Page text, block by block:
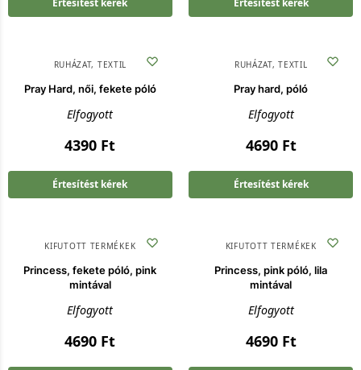
Értesítést kérek Értesítést kérek
RUHÁZAT, TEXTIL
Pray Hard, női, fekete póló
Elfogyott
4390 Ft
Értesítést kérek
RUHÁZAT,TEXTIL
Pray hard, póló
Elfogyott
4690 Ft
Értesítést kérek
KIFUTOTT TERMÉKEK
Princess, fekete póló, pink
mintával
Elfogyott
4690 Ft
KIFUTOTT TERMÉKEK
Princess, pink póló, lila
mintával
Elfogyott
4690 Ft